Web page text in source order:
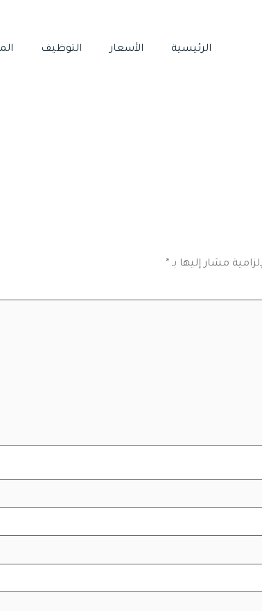
الرئيسية الأسعار التوظيف
مشار إليها بـ *